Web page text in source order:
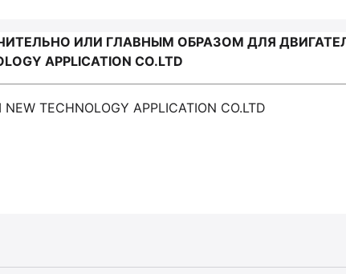
ИЛИ ГЛАВНЫМ ОБРАЗОМ ДЛЯ
APPLICATION CO.LTD
TECHNOLOGY APPLICATION CO.LTD